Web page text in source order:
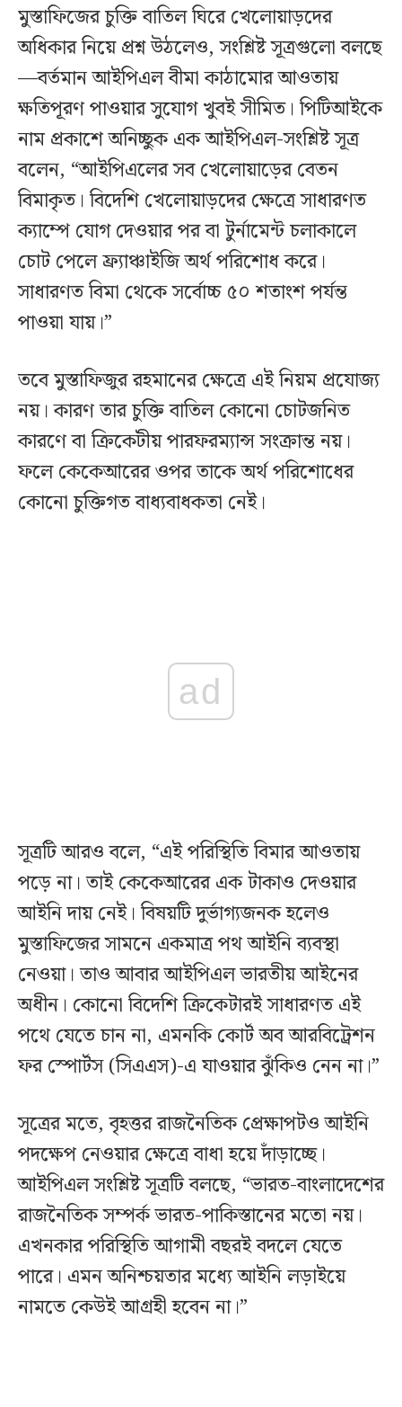
মুস্তাফিজের চুক্তি বাতিল ঘিরে খেলোয়াড়দের
অধিকার নিয়ে প্রশ্ন উঠলেও, সংশ্লিষ্ট সূত্রগুলো বলছে
—বর্তমান আইপিএল বীমা কাঠামোর আওতায়
ক্ষতিপূরণ পাওয়ার সুযোগ খুবই সীমিত। পিটিআইকে
নাম প্রকাশে অনিচ্ছুক এক আইপিএল-সংশ্লিষ্ট সূত্র
বলেন, “আইপিএলের সব খেলোয়াড়ের বেতন
বিমাকৃত। বিদেশি খেলোয়াড়দের ক্ষেত্রে সাধারণত
ক্যাম্পে যোগ দেওয়ার পর বা টুর্নামেন্ট চলাকালে
চোট পেলে ফ্র্যাঞ্চাইজি অর্থ পরিশোধ করে।
সাধারণত বিমা থেকে সর্বোচ্চ ৫০ শতাংশ পর্যন্ত
পাওয়া যায়।”
তবে মুস্তাফিজুর রহমানের ক্ষেত্রে এই নিয়ম প্রযোজ্য
নয়। কারণ তার চুক্তি বাতিল কোনো চোটজনিত
কারণে বা ক্রিকেটীয় পারফরম্যান্স সংক্রান্ত নয়।
ফলে কেকেআরের ওপর তাকে অর্থ পরিশোধের
কোনো চুক্তিগত বাধ্যবাধকতা নেই।
ad
সূত্রটি আরও বলে, “এই পরিস্থিতি বিমার আওতায়
পড়ে না। তাই কেকেআরের এক টাকাও দেওয়ার
আইনি দায় নেই। বিষয়টি দুর্ভাগ্যজনক হলেও
মুস্তাফিজের সামনে একমাত্র পথ আইনি ব্যবস্থা
নেওয়া। তাও আবার আইপিএল ভারতীয় আইনের
অধীন। কোনো বিদেশি ক্রিকেটারই সাধারণত এই
পথে যেতে চান না, এমনকি কোর্ট অব আরবিট্রেশন
ফর স্পোর্টস (সিএএস)-এ যাওয়ার ঝুঁকিও নেন না।”
সূত্রের মতে, বৃহত্তর রাজনৈতিক প্রেক্ষাপটও আইনি
পদক্ষেপ নেওয়ার ক্ষেত্রে বাধা হয়ে দাঁড়াচ্ছে।
আইপিএল সংশ্লিষ্ট সূত্রটি বলছে, “ভারত-বাংলাদেশের
রাজনৈতিক সম্পর্ক ভারত-পাকিস্তানের মতো নয়।
এখনকার পরিস্থিতি আগামী বছরই বদলে যেতে
পারে। এমন অনিশ্চয়তার মধ্যে আইনি লড়াইয়ে
নামতে কেউই আগ্রহী হবেন না।”